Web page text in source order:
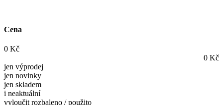
Cena
0 Kč
0 Kč
jen výprodej
jen novinky
jen skladem
i neaktuální
vyloučit rozbaleno / použito